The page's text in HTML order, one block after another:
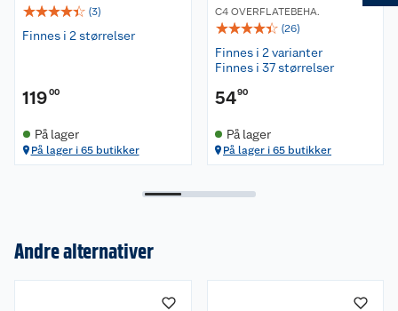
☆☆☆☆☆ (3)
Finnes i 2 størrelser
11900
På lager
På lager i 65 butikker
C4 OVERFLATEBEHA.
☆☆☆☆☆ (26)
Finnes i 2 varianter
Finnes i 37 størrelser
5490
På lager
På lager i 65 butikker
Andre alternativer
Om oss